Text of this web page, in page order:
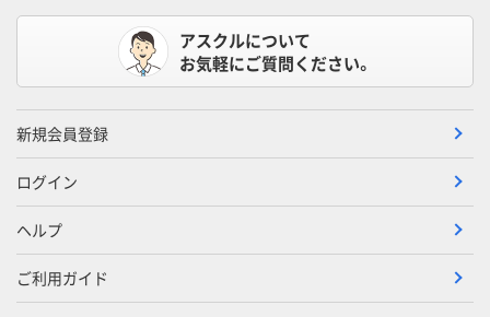
アスクルについて
お気軽にご質問ください。
新規会員登録
ログイン
ヘルプ
ご利用ガイド